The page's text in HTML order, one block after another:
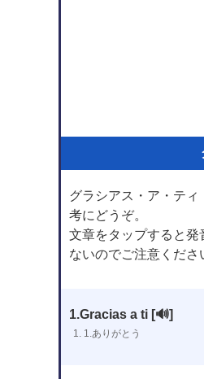
グラシアス・ア・テ
考にどうぞ。
文章をタップすると
ないのでご注意くださ
1.Gracias a ti [🔊]
1. 1.ありがとう